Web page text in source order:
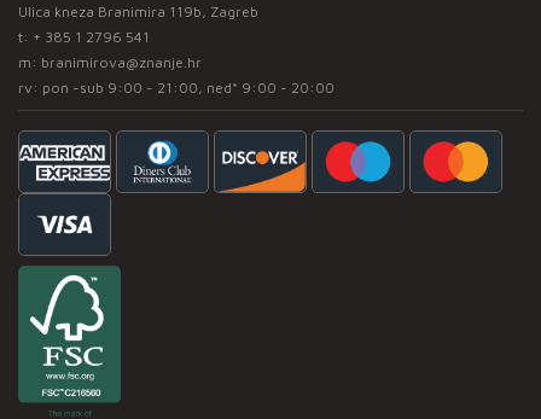
Ulica kneza Branimira 119b, Zagreb
t: + 385 1 2796 541
m: branimirova@znanje.hr
rv: pon -sub 9:00 - 21:00, ned* 9:00 - 20:00